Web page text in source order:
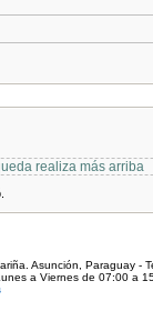
realiza más arriba
Asunción, Paraguay -
a Viernes de 07:00 a